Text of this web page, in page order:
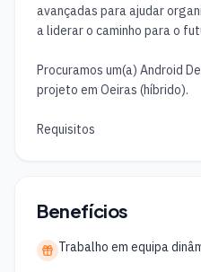
avançadas para ajudar
a liderar o caminho para o
Procuramos um(a) Android
projeto em Oeiras (híbrido).
Requisitos
Benefícios
Trabalho em equipa